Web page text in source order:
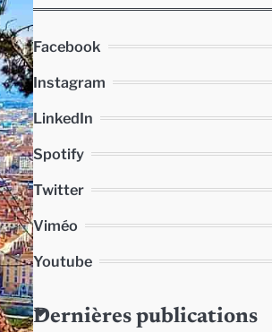
Facebook
Instagram
LinkedIn
Spotify
Twitter
Viméo
Youtube
Dernières publications